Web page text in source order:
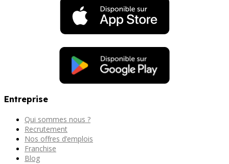
Entreprise
Qui sommes nous ?
Recrutement
Nos offres d’emplois
Franchise
Blog